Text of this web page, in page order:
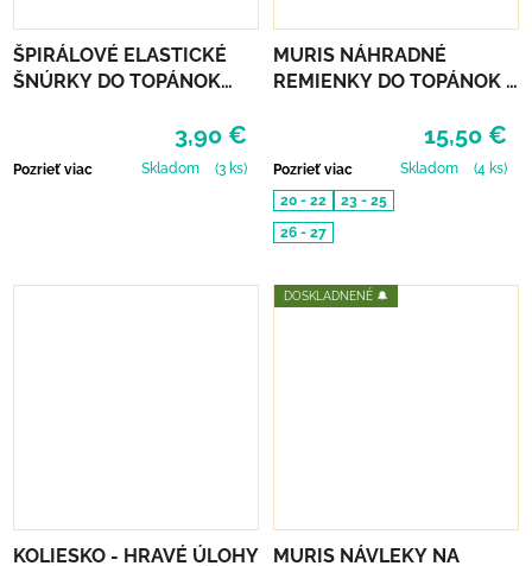
ŠPIRÁLOVÉ ELASTICKÉ
ŠNÚRKY DO TOPÁNOK
3,90 €
Pozrieť viac Skladom (3 ks)
MURIS NÁHRADNÉ
REMIENKY DO TOPÁNOK 3
15,50 €
Pozrieť viac Skladom
(4 ks)
20 - 22
23 - 25
26 - 27
KOLIESKO - HRAVÉ ÚLOHY
DOSKLADNENÉ 🔔
MURIS NÁVLEKY NA